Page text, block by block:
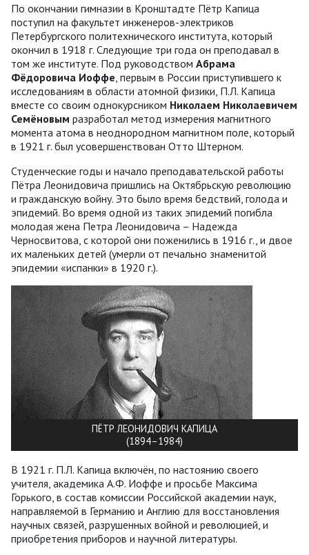
По окончании гимназии в Кронштадте Пётр Капица
поступил на факультет инженеров-электриков
Петербургского политехнического института, который
окончил в 1918 г. Следующие три года он преподавал в
том же институте. Под руководством Абрама
Фёдоровича Иоффе , первым в России приступившего к
исследованиям в области атомной физики, П.Л. Капица
вместе со своим однокурсником Николаем Николаевичем
Семёновым разработал метод измерения магнитного
момента атома в неоднородном магнитном поле, который
в 1921 г. был усовершенствован Отто Штерном.
Студенческие годы и начало преподавательской работы
Пётра Леонидовича пришлись на Октябрьскую революцию
и гражданскую войну. Это было время бедствий, голода и
эпидемий. Во время одной из таких эпидемий погибла
молодая жена Петра Леонидовича – Надежда
Черносвитова, с которой они поженились в 1916 г., и двое
их маленьких детей (умерли от печально знаменитой
эпидемии «испанки» в 1920 г.).
ПЁТР ЛЕОНИДОВИЧ КАПИЦА
(1894–1984)
В 1921 г. П.Л. Капица включён, по настоянию своего
учителя, академика А.Ф. Иоффе и просьбе Максима
Горького, в состав комиссии Российской академии наук,
направляемой в Германию и Англию для восстановления
научных связей, разрушенных войной и революцией, и
приобретения приборов и научной литературы.